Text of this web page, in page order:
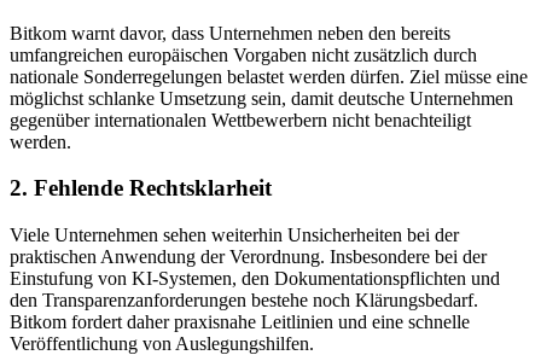
Bitkom warnt davor, dass Unternehmen neben den bereits
umfangreichen europäischen Vorgaben nicht zusätzlich durch
nationale Sonderregelungen belastet werden dürfen. Ziel müsse eine
möglichst schlanke Umsetzung sein, damit deutsche Unternehmen
gegenüber internationalen Wettbewerbern nicht benachteiligt
werden.
2. Fehlende Rechtsklarheit
Viele Unternehmen sehen weiterhin Unsicherheiten bei der
praktischen Anwendung der Verordnung. Insbesondere bei der
Einstufung von KI-Systemen, den Dokumentationspflichten und
den Transparenzanforderungen bestehe noch Klärungsbedarf.
Bitkom fordert daher praxisnahe Leitlinien und eine schnelle
Veröffentlichung von Auslegungshilfen.